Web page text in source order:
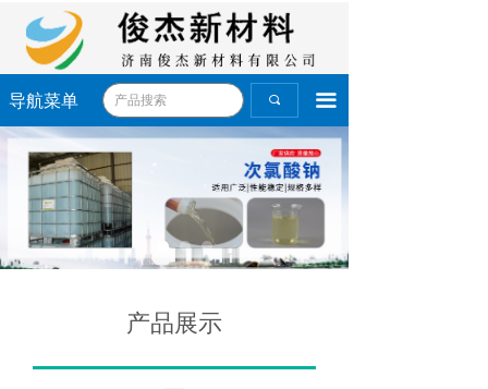
끠 끀
导航菜单
产品展示